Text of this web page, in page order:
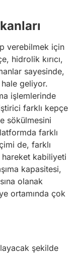
verebilmek için
hidrolik kırıcı,
sayesinde,
geliyor.
işlemlerinde
farklı kepçe
sökülmesini
farklı
de, farklı
kabiliyeti
kapasitesi,
olanak
ortamında çok
şekilde